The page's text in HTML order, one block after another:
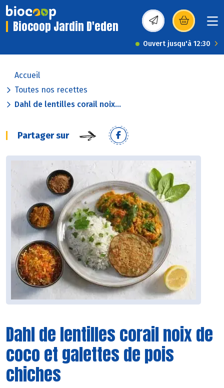
Biocoop Jardin D'eden (s’ouvre dans une
Ouvert jusqu'à 12:30
Accueil
Toutes nos recettes
Dahl de lentilles corail noix...
Partager sur
Dahl de lentilles corail noix de
coco et galettes de pois
chiches